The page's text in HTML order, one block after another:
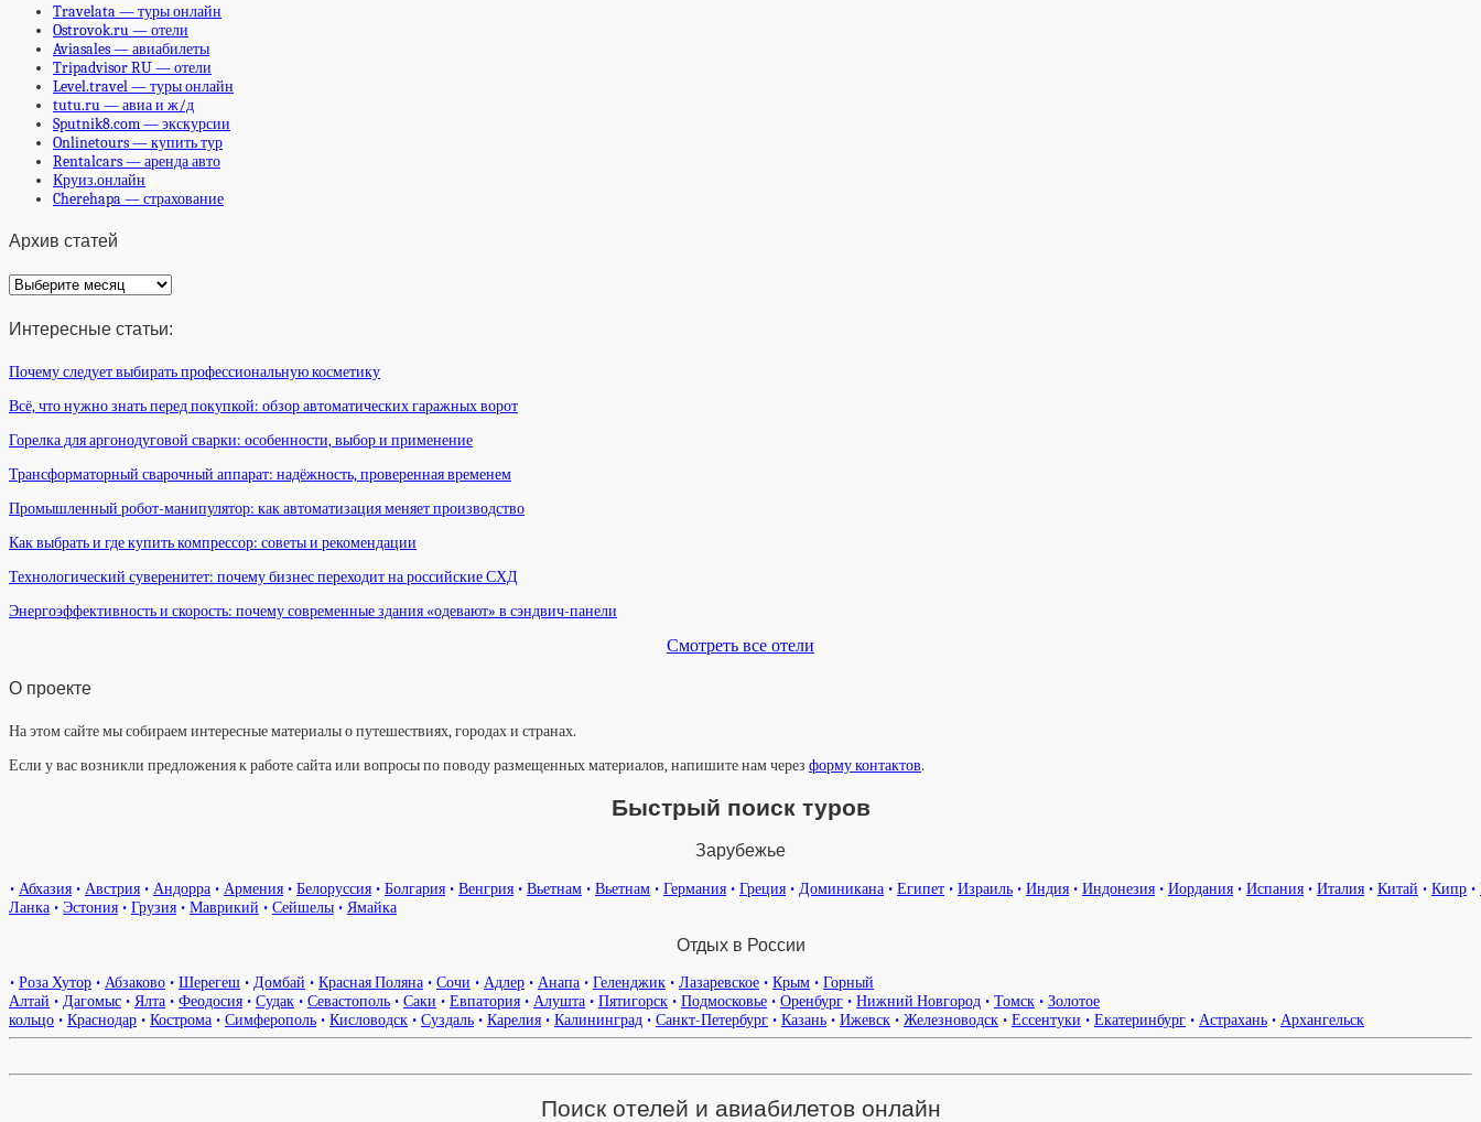
Travelata — туры онлайн
Ostrovok.ru — отели
Aviasales — авиабилеты
Tripadvisor RU — отели
Level.travel — туры онлайн
tutu.ru — авиа и ж/д
Sputnik8.com — экскурсии
Onlinetours — купить тур
Rentalcars — аренда авто
Круиз.онлайн
Cherehapa — страхование
Архив статей
Архив
статей
Интересные статьи:
Почему следует выбирать профессиональную косметику
Всё, что нужно знать перед покупкой: обзор автоматических гаражных ворот
Горелка для аргонодуговой сварки: особенности, выбор и применение
Трансформаторный сварочный аппарат: надёжность, проверенная временем
Промышленный робот-манипулятор: как автоматизация меняет производство
Как выбрать и где купить компрессор: советы и рекомендации
Технологический суверенитет: почему бизнес переходит на российские СХД
Энергоэффективность и скорость: почему современные здания «одевают» в сэндвич-панели
Смотреть все отели
О проекте
На этом сайте мы собираем интересные материалы о путешествиях, городах и странах.
Если у вас возникли предложения к работе сайта или вопросы по поводу размещенных материалов, напишите нам через форму контактов.
Быстрый поиск туров
Зарубежье
• Абхазия • Австрия • Андорра • Армения • Белоруссия • Болгария • Венгрия • Вьетнам • Вьетнам • Германия • Греция • Доминикана • Египет • Израиль • Индия • Индонезия • Иордания • Испания • Италия • Китай • Кипр •
Ланка • Эстония • Грузия • Маврикий • Сейшелы • Ямайка
Отдых в России
• Роза Хутор • Абзаково • Шерегеш • Домбай • Красная Поляна • Сочи • Адлер • Анапа • Геленджик • Лазаревское • Крым • Горный
Алтай • Дагомыс • Ялта • Феодосия • Судак • Севастополь • Саки • Евпатория • Алушта • Пятигорск • Подмосковье • Оренбург • Нижний Новгород • Томск • Золотое
кольцо • Краснодар • Кострома • Симферополь • Кисловодск • Суздаль • Карелия • Калининград • Санкт-Петербург • Казань • Ижевск • Железноводск • Ессентуки • Екатеринбург • Астрахань • Архангельск
Поиск отелей и авиабилетов онлайн